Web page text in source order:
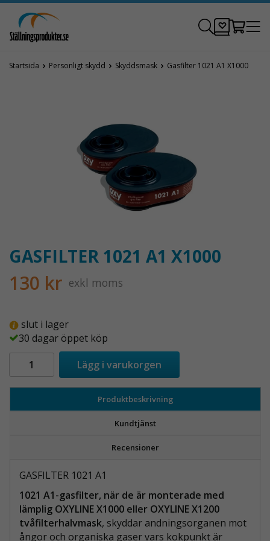
Startsida Personligt skydd Skyddsmask Gasfilter 1021 A1 X1000
GASFILTER 1021 A1 X1000
130 kr exkl moms
slut i lager
30 dagar öppet köp
Lägg i varukorgen
Produktbeskrivning
Kundtjänst
Recensioner
GASFILTER 1021 A1
1021 A1-gasfilter, när de är monterade med
lämplig OXYLINE X1000 eller OXYLINE X1200
tvåfilterhalvmask, skyddar andningsorganen mot
ångor och organiska gaser vars kokpunkt är